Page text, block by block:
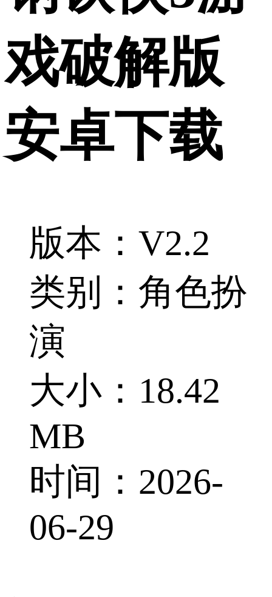
戏破解版
安卓下载
版本：V2.2
类别：角色扮
演
大小：18.42
MB
时间：2026-
06-29